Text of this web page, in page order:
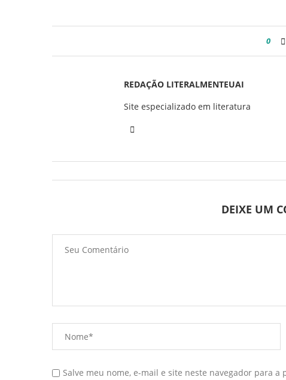
0
REDAÇÃO LITERALMENTEUAI
Site especializado em literatura
DEIXE UM
Salve meu nome, e-mail e site neste navegador para a